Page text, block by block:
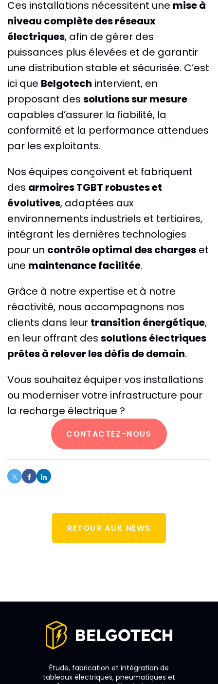
Ces installations nécessitent une mise à
niveau complète des réseaux
électriques, afin de gérer des
puissances plus élevées et de garantir
une distribution stable et sécurisée. C’est
ici que Belgotech intervient, en
proposant des solutions sur mesure
capables d’assurer la fiabilité, la
conformité et la performance attendues
par les exploitants.
Nos équipes conçoivent et fabriquent
des armoires TGBT robustes et
évolutives, adaptées aux
environnements industriels et tertiaires,
intégrant les dernières technologies
pour un contrôle optimal des charges et
une maintenance facilitée.
Grâce à notre expertise et à notre
réactivité, nous accompagnons nos
clients dans leur transition énergétique,
en leur offrant des solutions électriques
prêtes à relever les défis de demain.
Vous souhaitez équiper vos installations
ou moderniser votre infrastructure pour
la recharge électrique ?
CONTACTEZ-NOUS
RETOUR AUX NEWS
Étude, fabrication et intégration de
tableaux électriques, pneumatiques et